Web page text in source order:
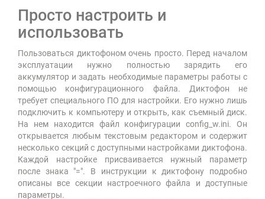
Просто настроить и
использовать
Пользоваться диктофоном очень просто. Перед началом
эксплуатации нужно полностью зарядить его
аккумулятор и задать необходимые параметры работы с
помощью конфигурационного файла. Диктофон не
требует специального ПО для настройки. Его нужно лишь
подключить к компьютеру и открыть, как съемный диск.
На нем находится файл конфигурации config_w.ini. Он
открывается любым текстовым редактором и содержит
несколько секций с доступными настройками диктофона.
Каждой настройке присваивается нужный параметр
после знака "=". В инструкции к диктофону подробно
описаны все секции настроечного файла и доступные
параметры.